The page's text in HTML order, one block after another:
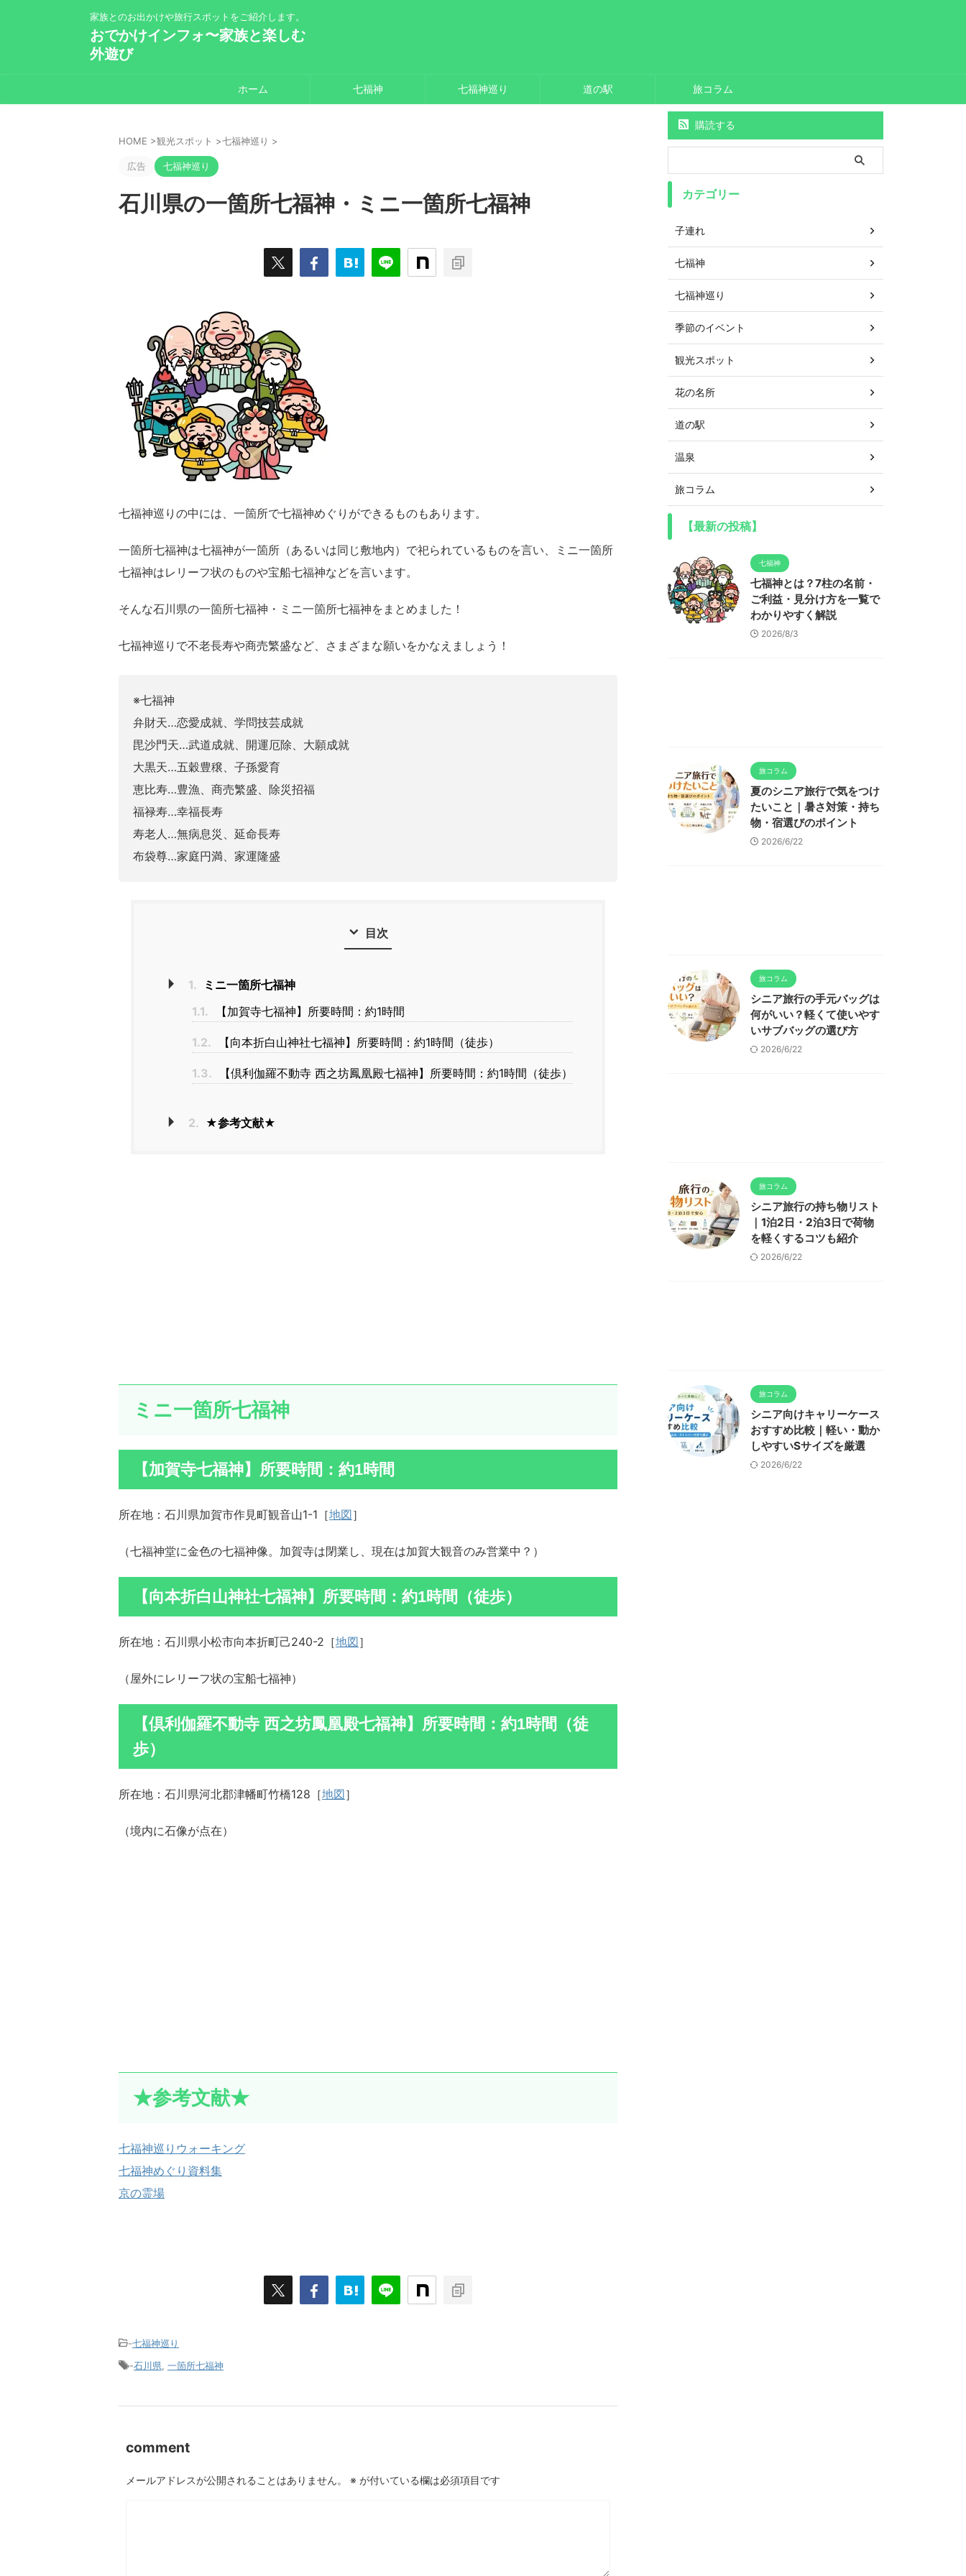
家族とのお出かけや旅行スポットをご紹介します。
おでかけインフォ〜家族と楽しむ
外遊び
ホーム 七福神 七福神巡り 道の駅 旅コラム
HOME >観光スポット >七福神巡り >
広告 七福神巡り
石川県の一箇所七福神・ミニ一箇所七福神
七福神巡りの中には、一箇所で七福神めぐりができるものもあります。
一箇所七福神は七福神が一箇所（あるいは同じ敷地内）で祀られているものを言い、ミニ一箇所
七福神はレリーフ状のものや宝船七福神などを言います。
そんな石川県の一箇所七福神・ミニ一箇所七福神をまとめました！
七福神巡りで不老長寿や商売繁盛など、さまざまな願いをかなえましょう！
※七福神
弁財天…恋愛成就、学問技芸成就
毘沙門天…武道成就、開運厄除、大願成就
大黒天…五穀豊穣、子孫愛育
恵比寿…豊漁、商売繁盛、除災招福
福禄寿…幸福長寿
寿老人…無病息災、延命長寿
布袋尊…家庭円満、家運隆盛
目次
1.
ミニ一箇所七福神
1.1.
【加賀寺七福神】所要時間：約1時間
1.2. 【向本折白山神社七福神】所要時間：約1時間（徒歩）
1.3. 【倶利伽羅不動寺 西之坊鳳凰殿七福神】所要時間：約1時間（徒歩）
2. ★参考文献★
ミニ一箇所七福神
【加賀寺七福神】所要時間：約1時間
所在地：石川県加賀市作見町観音山1-1［地図］
（七福神堂に金色の七福神像。加賀寺は閉業し、現在は加賀大観音のみ営業中？）
【向本折白山神社七福神】所要時間：約1時間（徒歩）
所在地：石川県小松市向本折町己240-2［地図］
（屋外にレリーフ状の宝船七福神）
【倶利伽羅不動寺 西之坊鳳凰殿七福神】所要時間：約1時間（徒
歩）
所在地：石川県河北郡津幡町竹橋128［地図］
（境内に石像が点在）
★参考文献★
七福神巡りウォーキング
七福神めぐり資料集
京の霊場
-七福神巡り
-石川県 一箇所七福神
comment
メールアドレスが公開されることはありません。 ※ が付いている欄は必須項目です
購読する
カテゴリー
子連れ
七福神
七福神巡り
季節のイベント
観光スポット
花の名所
道の駅
温泉
旅コラム
【最新の投稿】
七福神
七福神とは？7柱の名前・
ご利益・見分け方を一覧で
わかりやすく解説
2026/8/3
旅コラム
夏のシニア旅行で気をつけ
たいこと｜暑さ対策・持ち
物・宿選びのポイント
2026/6/22
旅コラム
シニア旅行の手元バッグは
何がいい？軽くて使いやす
いサブバッグの選び方
2026/6/22
旅コラム
シニア旅行の持ち物リスト
｜1泊2日・2泊3日で荷物
を軽くするコツも紹介
2026/6/22
旅コラム
シニア向けキャリーケース
おすすめ比較｜軽い・動か
しやすいSサイズを厳選
2026/6/22